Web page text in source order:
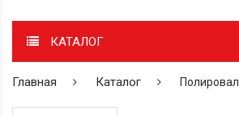
КАТАЛОГ
Главная Каталог